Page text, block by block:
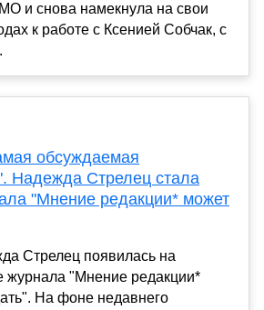
и снова намекнула на свои
к работе с Ксенией Собчак, с
обсуждаемая
Надежда Стрелец стала
"Мнение редакции* может
Стрелец появилась на
журнала "Мнение редакции*
На фоне недавнего